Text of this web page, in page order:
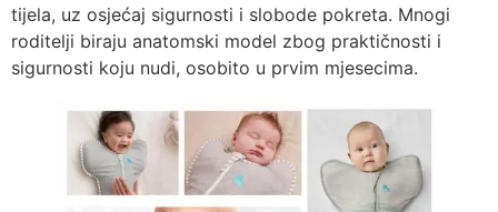
tijela, uz osjećaj sigurnosti i slobode pokreta. Mnogi
roditelji biraju anatomski model zbog praktičnosti i
sigurnosti koju nudi, osobito u prvim mjesecima.